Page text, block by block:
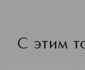
С этим